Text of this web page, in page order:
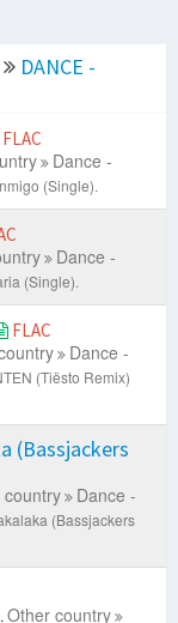
DANCE -
FLAC
Dance -
(Single).
Dance -
(Single).
FLAC
Dance -
(Tiësto Remix)
(Bassjackers
country
Dance -
(Bassjackers
Other country